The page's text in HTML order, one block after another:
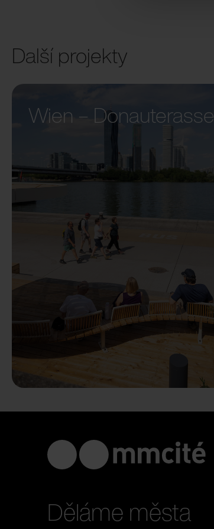
Další projekty
Wien – Donauterasse
Děláme města